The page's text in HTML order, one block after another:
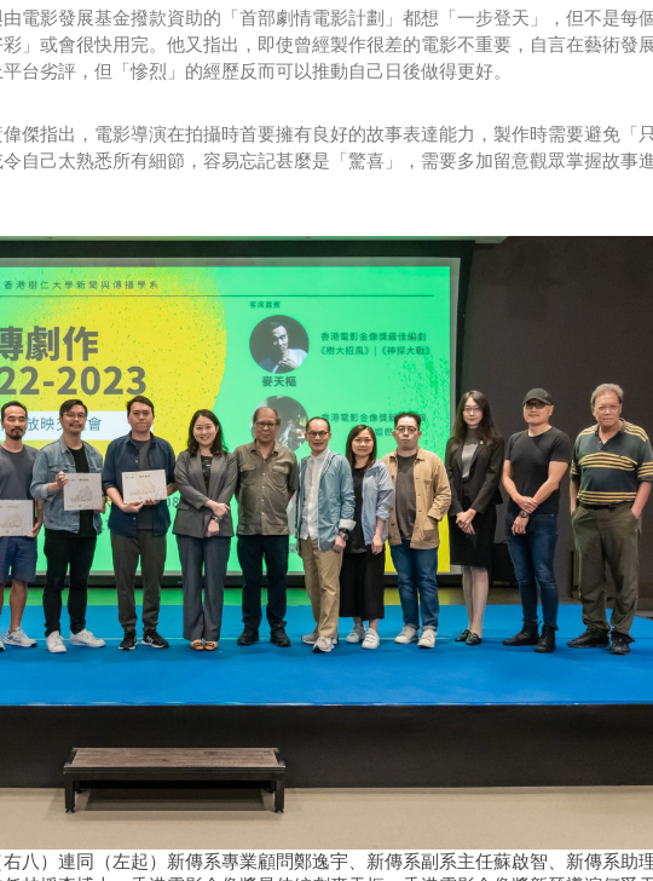
電影發展基金撥款資助的「首部劇情電影計劃」都想「一步登天」，但不是每
」或會很快用完。他又指出，即使曾經製作很差的電影不重要，自言在藝術發
台劣評，但「慘烈」的經歷反而可以推動自己日後做得更好。
傑指出，電影導演在拍攝時首要擁有良好的故事表達能力，製作時需要避免「
自己太熟悉所有細節，容易忘記甚麼是「驚喜」，需要多加留意觀眾掌握故事
八）連同（左起）新傳系專業顧問鄭逸宇、新傳系副系主任蘇啟智、新傳系助